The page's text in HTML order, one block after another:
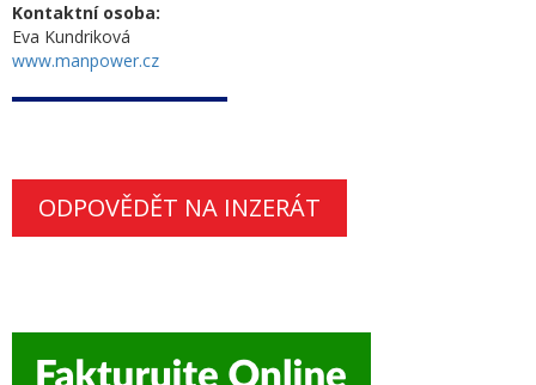
Kontaktní osoba:
Eva Kundriková
www.manpower.cz
ODPOVĚDĚT NA INZERÁT